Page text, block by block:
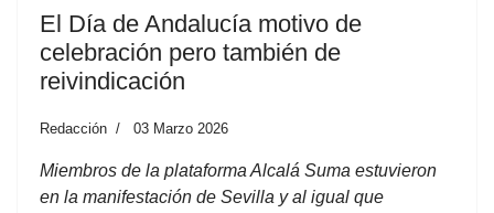
El Día de Andalucía motivo de
celebración pero también de
reivindicación
Redacción 03 Marzo 2026
Miembros de la plataforma Alcalá Suma estuvieron
en la manifestación de Sevilla y al igual que